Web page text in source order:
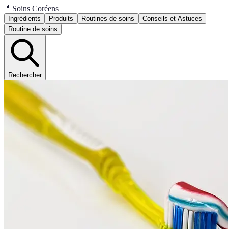
💄 Soins Coréens
Ingrédients Produits Routines de soins
Conseils et Astuces
Routine de soins
Rechercher